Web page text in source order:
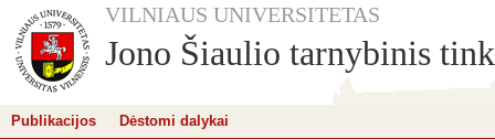
VILNIAUS UNIVERSITETAS
Jono Šiaulio tarnybinis
Publikacijos Dėstomi dalykai